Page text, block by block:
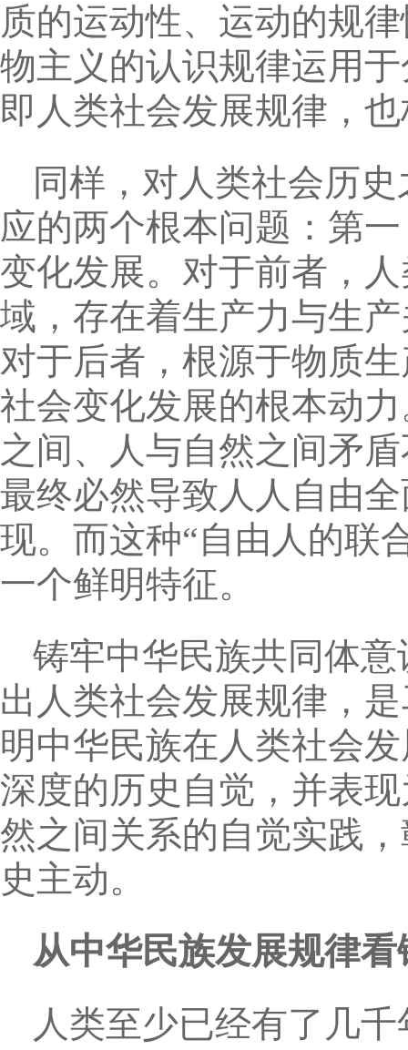
质的运动性、运动的规
物主义的认识规律运用
即人类社会发展规律，
同样，对人类社会历
应的两个根本问题：第
变化发展。对于前者，
域，存在着生产力与生
对于后者，根源于物质
社会变化发展的根本动
之间、人与自然之间矛
最终必然导致人人自由
现。而这种“自由人的联
一个鲜明特征。
铸牢中华民族共同体
出人类社会发展规律，
明中华民族在人类社会
深度的历史自觉，并表
然之间关系的自觉实践
史主动。
从中华民族发展规律
人类至少已经有了几